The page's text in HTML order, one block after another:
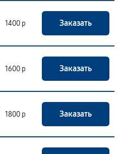
1400 р Заказать
1600 р Заказать
1800 р Заказать